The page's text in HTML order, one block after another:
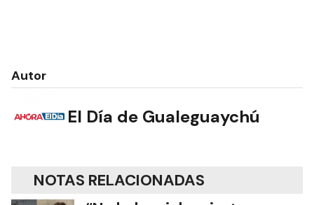
Autor
El Día de Gualeguaychú
NOTAS RELACIONADAS